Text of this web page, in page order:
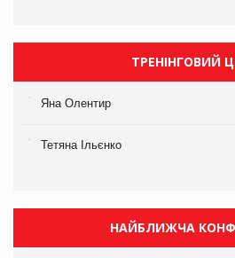
ТРЕНІНГОВИЙ
Яна Олентир
Тетяна Ільєнко
НАЙБЛИЖЧА